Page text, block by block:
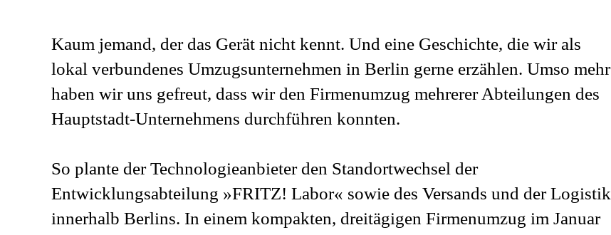
Kaum jemand, der das Gerät nicht kennt. Und eine Geschichte, die wir als
lokal verbundenes Umzugsunternehmen in Berlin gerne erzählen. Umso mehr
haben wir uns gefreut, dass wir den Firmenumzug mehrerer Abteilungen des
Hauptstadt-Unternehmens durchführen konnten.
So plante der Technologieanbieter den Standortwechsel der
Entwicklungsabteilung »FRITZ! Labor« sowie des Versands und der Logistik
innerhalb Berlins. In einem kompakten, dreitägigen Firmenumzug im Januar